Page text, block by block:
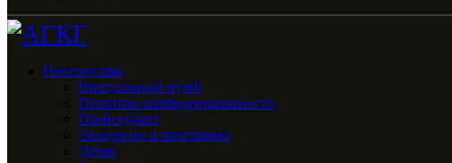
Посетителям
Виртуальный музей
Политика конфиденциальности
Прейскурант
Экскурсии и программы
Детям